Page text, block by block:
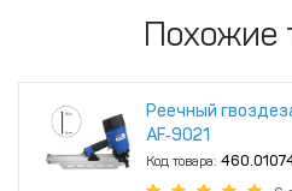
Похожие
Реечный
AF‑9021
Код товара: